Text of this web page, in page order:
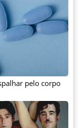
pelo corpo